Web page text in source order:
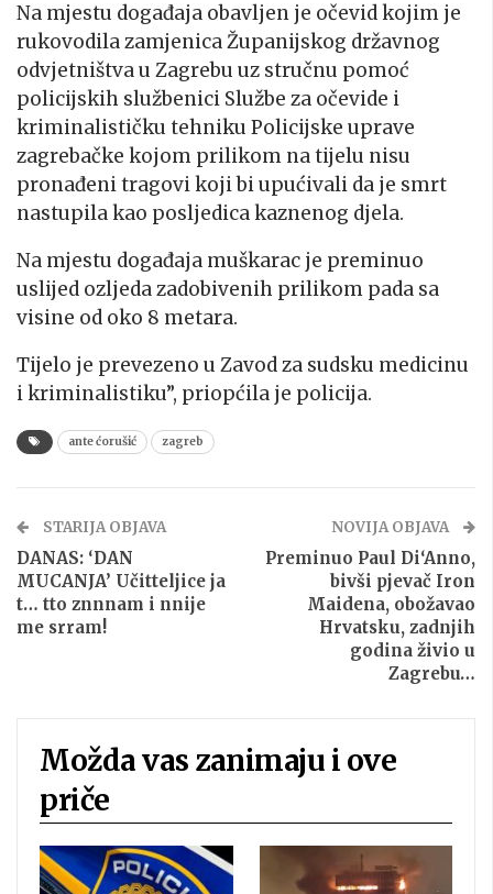
Na mjestu događaja obavljen je očevid kojim je
rukovodila zamjenica Županijskog državnog
odvjetništva u Zagrebu uz stručnu pomoć
policijskih službenici Službe za očevide i
kriminalističku tehniku Policijske uprave
zagrebačke kojom prilikom na tijelu nisu
pronađeni tragovi koji bi upućivali da je smrt
nastupila kao posljedica kaznenog djela.
Na mjestu događaja muškarac je preminuo
uslijed ozljeda zadobivenih prilikom pada sa
visine od oko 8 metara.
Tijelo je prevezeno u Zavod za sudsku medicinu
i kriminalistiku”, priopćila je policija.
ante ćorušić zagreb
STARIJA OBJAVA
DANAS: ‘DAN
MUCANJA’ Učitteljice ja
t… tto znnnam i nnije
me srram!
NOVIJA OBJAVA
Preminuo Paul Di‘Anno,
bivši pjevač Iron
Maidena, obožavao
Hrvatsku, zadnjih
godina živio u
Zagrebu…
Možda vas zanimaju i ove
priče